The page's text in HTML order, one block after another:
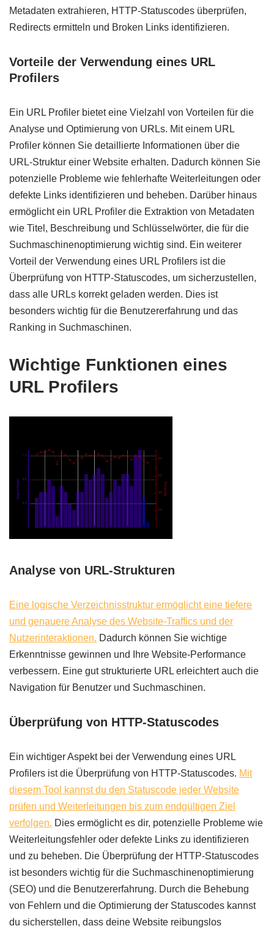
Metadaten extrahieren, HTTP-Statuscodes überprüfen,
Redirects ermitteln und Broken Links identifizieren.
Vorteile der Verwendung eines URL
Profilers
Ein URL Profiler bietet eine Vielzahl von Vorteilen für die
Analyse und Optimierung von URLs. Mit einem URL
Profiler können Sie detaillierte Informationen über die
URL-Struktur einer Website erhalten. Dadurch können Sie
potenzielle Probleme wie fehlerhafte Weiterleitungen oder
defekte Links identifizieren und beheben. Darüber hinaus
ermöglicht ein URL Profiler die Extraktion von Metadaten
wie Titel, Beschreibung und Schlüsselwörter, die für die
Suchmaschinenoptimierung wichtig sind. Ein weiterer
Vorteil der Verwendung eines URL Profilers ist die
Überprüfung von HTTP-Statuscodes, um sicherzustellen,
dass alle URLs korrekt geladen werden. Dies ist
besonders wichtig für die Benutzererfahrung und das
Ranking in Suchmaschinen.
Wichtige Funktionen eines
URL Profilers
Analyse von URL-Strukturen
Eine logische Verzeichnisstruktur ermöglicht eine tiefere
und genauere Analyse des Website-Traffics und der
Nutzerinteraktionen. Dadurch können Sie wichtige
Erkenntnisse gewinnen und Ihre Website-Performance
verbessern. Eine gut strukturierte URL erleichtert auch die
Navigation für Benutzer und Suchmaschinen.
Überprüfung von HTTP-Statuscodes
Ein wichtiger Aspekt bei der Verwendung eines URL
Profilers ist die Überprüfung von HTTP-Statuscodes. Mit
diesem Tool kannst du den Statuscode jeder Website
prüfen und Weiterleitungen bis zum endgültigen Ziel
verfolgen. Dies ermöglicht es dir, potenzielle Probleme wie
Weiterleitungsfehler oder defekte Links zu identifizieren
und zu beheben. Die Überprüfung der HTTP-Statuscodes
ist besonders wichtig für die Suchmaschinenoptimierung
(SEO) und die Benutzererfahrung. Durch die Behebung
von Fehlern und die Optimierung der Statuscodes kannst
du sicherstellen, dass deine Website reibungslos